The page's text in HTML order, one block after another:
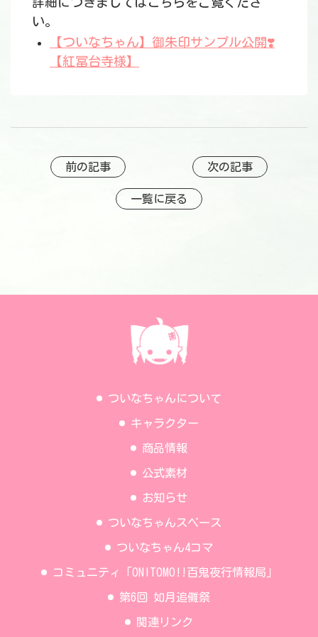
い。
【ついなちゃん】御朱印サンプル公開❣️
【紅冨台寺様】
前の記事 次の記事
一覧に戻る
ついなちゃんについて
キャラクター
商品情報
公式素材
お知らせ
ついなちゃんスペース
ついなちゃん4コマ
コミュニティ「ONITOMO!!百鬼夜行情報局」
第6回 如月追儺祭
関連リンク